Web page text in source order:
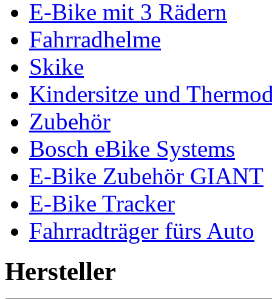
E-Bike mit 3 Rädern
Fahrradhelme
Skike
Kindersitze und
Zubehör
Bosch eBike Systems
E-Bike Zubehör GIANT
E-Bike Tracker
Fahrradträger fürs Auto
Hersteller